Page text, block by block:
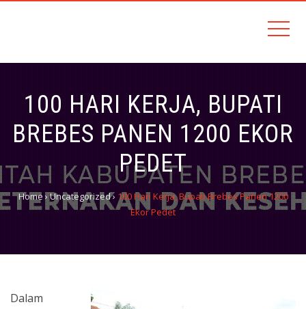
100 HARI KERJA, BUPATI
BREBES PANEN 1200 EKOR
PEDET
Home ›Uncategorized› 100 Hari Kerja, Bupati Brebes Panen 1200
Ekor Pedet
Dalam